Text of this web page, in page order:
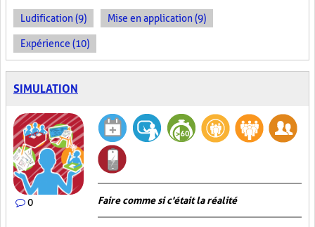
Ludification (9) Mise en application (9)
Expérience (10)
SIMULATION
0 Faire comme si c'était la réalité